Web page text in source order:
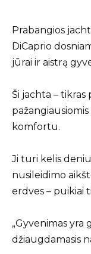
Prabangios
DiCaprio
jūrai ir aistrą
Ši jachta –
komfortu.
Ji turi kelis
nusileidimo
erdves – puikiai
„Gyvenimas yra
džiaugdamasis